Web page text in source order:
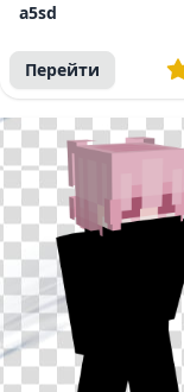
a5sd
Перейти